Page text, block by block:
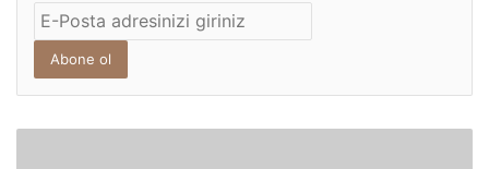
E-
Posta
adresinizi
giriniz